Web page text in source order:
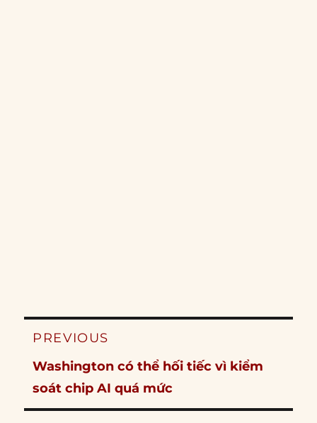
Post
PREVIOUS
Previous
post:
Washington có thể hối tiếc vì kiểm
soát chip AI quá mức